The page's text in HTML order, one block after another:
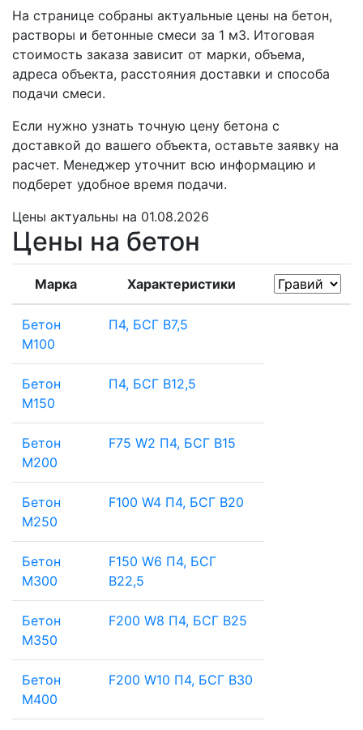
На странице собраны актуальные цены на бетон,
растворы и бетонные смеси за 1 м3. Итоговая
стоимость заказа зависит от марки, объема,
адреса объекта, расстояния доставки и способа
подачи смеси.
Если нужно узнать точную цену бетона с
доставкой до вашего объекта, оставьте заявку на
расчет. Менеджер уточнит всю информацию и
подберет удобное время подачи.
Цены актуальны на 01.08.2026
Цены на бетон
Марка Характеристики
Бетон
М100
П4, БСГ В7,5
Бетон
М150
П4, БСГ В12,5
Бетон
М200
F75 W2 П4, БСГ В15
Бетон
М250
F100 W4 П4, БСГ В20
Бетон
М300
F150 W6 П4, БСГ
В22,5
Бетон
М350
F200 W8 П4, БСГ В25
Бетон
М400
F200 W10 П4, БСГ В30